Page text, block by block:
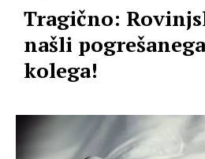
Tragično:
našli
kolega!